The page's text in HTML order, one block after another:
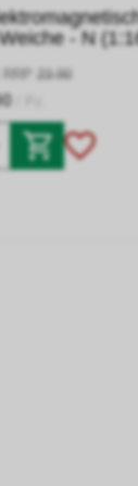
- N
23.90